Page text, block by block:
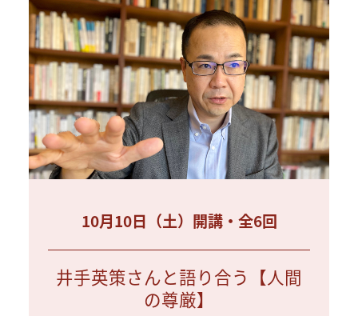
10月10日（土）開講・全6回
井手英策さんと語り合う【人間
の尊厳】